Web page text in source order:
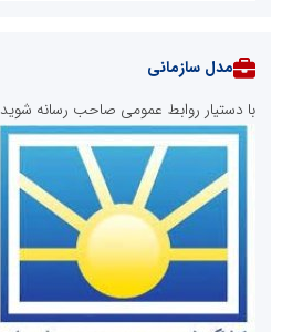
روابط عمومی خبرگزاری گزارش خبر
مدل سازمانی
با دستیار روابط عمومی صاحب رسانه شوید